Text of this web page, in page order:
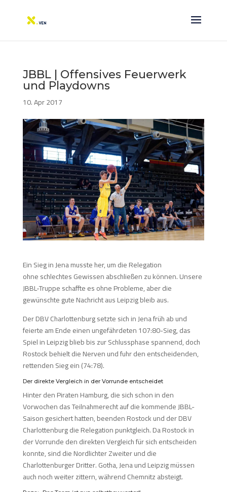
JBBL | Offensives Feuerwerk
und Playdowns
10. Apr 2017
Ein Sieg in Jena musste her, um die Relegation
ohne schlechtes Gewissen abschließen zu können. Unsere
JBBL-Truppe schaffte es ohne Probleme, aber die
gewünschte gute Nachricht aus Leipzig bleib aus.
Der DBV Charlottenburg setzte sich in Jena früh ab und
feierte am Ende einen ungefährdeten 107:80-Sieg, das
Spiel in Leipzig blieb bis zur Schlussphase spannend, doch
Rostock behielt die Nerven und fuhr den entscheidenden,
rettenden Sieg ein (74:78).
Der direkte Vergleich in der Vorrunde entscheidet
Hinter den Piraten Hamburg, die sich schon in den
Vorwochen das Teilnahmerecht auf die kommende JBBL-
Saison gesichert hatten, beenden Rostock und der DBV
Charlottenburg die Relegation punktgleich. Da Rostock in
der Vorrunde den direkten Vergleich für sich entscheiden
konnte, sind die Nordlichter Zweiter und die
Charlottenburger Dritter. Gotha, Jena und Leipzig müssen
auch noch weiter zittern, während Chemnitz absteigt.